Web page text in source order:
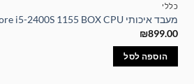
כללי
מעבד איכותי Intel Core i5-2400S 1155 BOX CPU
₪899.00
הוספה לסל